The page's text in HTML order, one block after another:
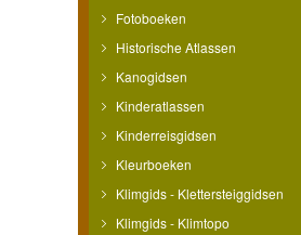
Fotoboeken
Historische Atlassen
Kanogidsen
Kinderatlassen
Kinderreisgidsen
Kleurboeken
Klimgids - Klettersteiggidsen
Klimgids - Klimtopo